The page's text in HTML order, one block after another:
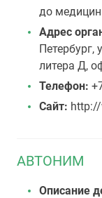
до
Адрес
Петербург,
литера Д,
Телефон:
Сайт:
АВТОНИМ
Описание